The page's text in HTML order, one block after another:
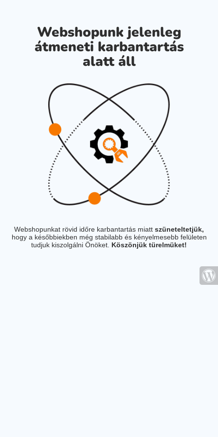
Webshopunk jelenleg
átmeneti karbantartás
alatt áll
Webshopunkat rövid időre karbantartás miatt szüneteltetjük,
hogy a későbbiekben még stabilabb és kényelmesebb felületen
tudjuk kiszolgálni Önöket. Köszönjük türelmüket!